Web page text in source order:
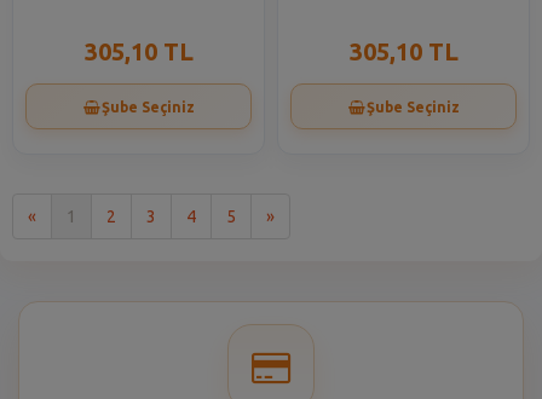
305,10 TL
Şube Seçiniz
305,10 TL
Şube Seçiniz
« 1 2 3 4 5 »Son